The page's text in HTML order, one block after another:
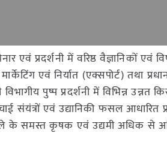
प्रदर्शनी में वरिष्ठ वैज्ञानिकों एवं
एवं निर्यात (एक्सपोर्ट) तथा
पुष्प प्रदर्शनी में विभिन्न उन्नत
संयंत्रों एवं उद्यानिकी फसल
के समस्त कृषक एवं उद्यमी अधिक से